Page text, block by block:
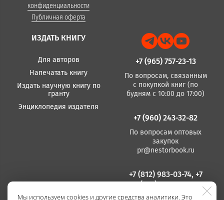
конфиденциальности
Публичная оферта
ИЗДАТЬ КНИГУ
Для авторов
Напечатать книгу
Издать научную книгу по
гранту
Энциклопедия издателя
+7 (965) 757-23-13
По вопросам, связанным
с покупкой книг (по
будням с 10:00 до 17:00)
+7 (960) 243-32-82
По вопросам оптовых
закупок
pr@nestorbook.ru
+7 (812) 983-03-74, +7
(812) 235 15 86
Мы используем cookies и другие средства аналитики. Это